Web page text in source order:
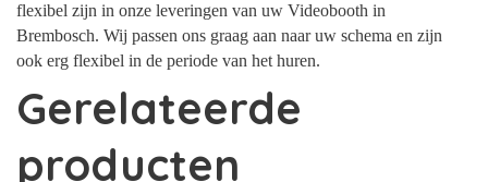
flexibel zijn in onze leveringen van uw Videobooth in
Brembosch. Wij passen ons graag aan naar uw schema en zijn
ook erg flexibel in de periode van het huren.
Gerelateerde
producten